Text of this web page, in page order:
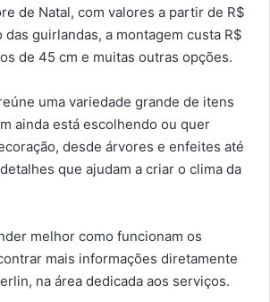
de Natal, com valores a partir de R$
das guirlandas, a montagem custa R$
de 45 cm e muitas outras opções.
uma variedade grande de itens
ainda está escolhendo ou quer
desde árvores e enfeites até
que ajudam a criar o clima da
melhor como funcionam os
mais informações diretamente
na área dedicada aos serviços.